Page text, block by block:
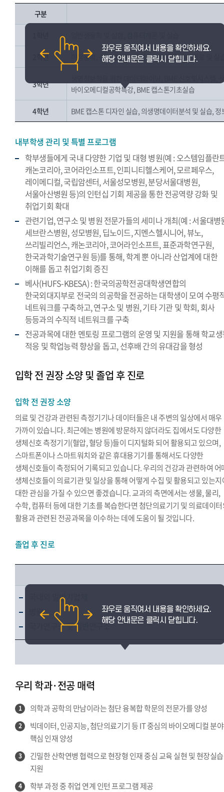
구분
2학년 미생물학, 선형대수학, 바이오확률통계, 의용회로 및
3학년
바이오메디컬공학특강, BME 캡스톤기초실습
4학년 BME 캡스톤 디자인 실습, 의생명데이터분석 및 실습,
내부학생 관리 및 특별 프로그램
학부생들에게 국내 다양한 기업 및 대형 병원(예 : 오스템임플란
캐논코리아, 코어라인소프트, 인피니티헬스케어, 모르페우스,
레이메디컬, 국립암센터, 서울성모병원, 분당서울대병원,
서울아산병원 등)의 인턴십 기회 제공을 통한 전공역량 강화 및
취업기회 확대
관련기업, 연구소 및 병원 전문가들의 세미나 개최(예 : 서울대병
세브란스병원, 성모병원, 딥노이드, 지멘스헬시니어, 뷰노,
쓰리빌리언스, 캐논코리아, 코어라인소프트, 표준과학연구원,
한국과학기술연구원 등)를 통해, 학계 뿐 아니라 산업계에 대한
이해를 돕고 취업기회 증진
베사(HUFS-KBESA) : 한국의공학전공대학생연합의
한국외대지부로 전국의 의공학을 전공하는 대학생이 모여 수평
네트워크를 구축하고, 연구소 및 병원, 기타 기관 및 학회, 회사
등등과의 수직적 네트워크를 구축
전공과목에 대한 멘토링 프로그램의 운영 및 지원을 통해 학교
적응 및 학업능력 향상을 돕고, 선후배 간의 유대감을 형성
입학 전 권장 소양 및 졸업 후 진로
입학 전 권장 소양
의료 및 건강과 관련된 측정기기나 데이터들은 내 주변의 일상에서 매우
가까이 있습니다. 최근에는 병원에 방문하지 않더라도 집에서도 다양한
생체신호 측정기기(혈압, 혈당 등)들이 디지털화 되어 활용되고 있으며,
스마트폰이나 스마트워치와 같은 휴대용기기를 통해서도 다양한
생체신호들이 측정되어 기록되고 있습니다. 우리의 건강과 관련하여 어
생체신호들이 의료기관 및 일상을 통해 어떻게 수집 및 활용되고 있는
대한 관심을 가질 수 있으면 좋겠습니다. 교과의 측면에서는 생물, 물리,
수학, 컴퓨터 등에 대한 기초를 복습한다면 첨단의료기기 및 의료데이
활용과 관련된 전공과목을 이수하는 데에 도움이 될 것입니다.
졸업 후 진로
국내외 일반기업체
병원
국가연구소 및 일반연구소
우리 학과·전공 매력
1 의학과 공학의 만남이라는 첨단 융복합 학문의 전문가를 양성
2
빅데이터, 인공지능, 첨단의료기기 등 IT 중심의 바이오메디컬 분야
핵심 인재 양성
3
긴밀한 산학연병 협력으로 현장형 인재 중심 교육 실현 및 현장실습
지원
4 학부 과정 중 취업 연계 인턴 프로그램 제공